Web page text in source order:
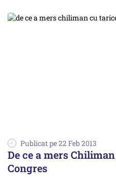
Publicat pe 22 Feb 2013
De ce a mers
Congres